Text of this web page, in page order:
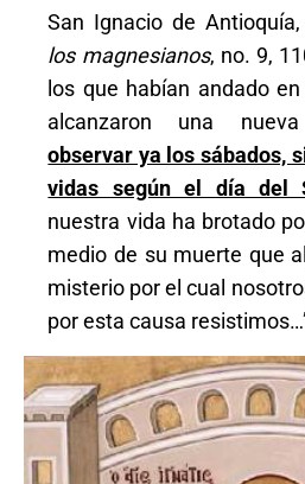
San Ignacio de Antioquía,
los magnesianos, no. 9,
los que habían andado
alcanzaron una
observar ya los sábados,
vidas según el día del
nuestra vida ha brotado
medio de su muerte que
misterio por el cual
por esta causa